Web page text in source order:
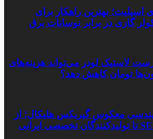
اسپلیت؛ بهترین راهکار برای
گازی در برابر نوسانات برق
لاستیک لودر می‌تواند هزینه‌های
تومان کاهش دهد؟
معکوس گیربکس هلیکال؛ از